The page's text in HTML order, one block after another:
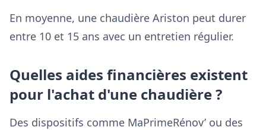
En moyenne, une chaudière Ariston peut durer
entre 10 et 15 ans avec un entretien régulier.
Quelles aides financières existent
pour l'achat d'une chaudière ?
Des dispositifs comme MaPrimeRénov’ ou des